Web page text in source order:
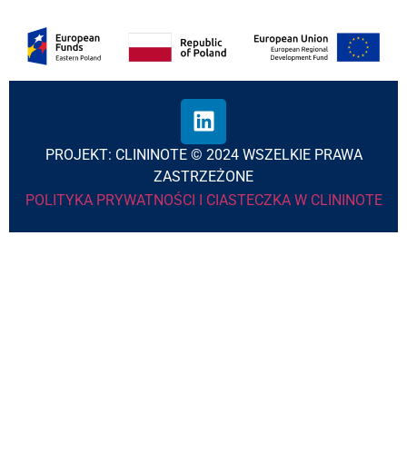
PROJEKT: CLININOTE © 2024 WSZELKIE PRAWA
ZASTRZEŻONE
POLITYKA PRYWATNOŚCI I CIASTECZKA W CLININOTE